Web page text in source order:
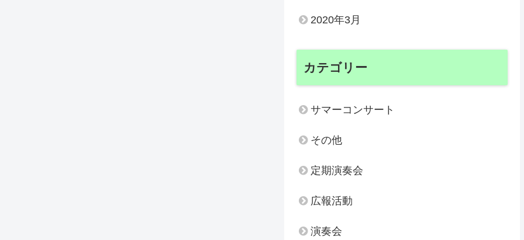
2020年3月
カテゴリー
サマーコンサート
その他
定期演奏会
広報活動
演奏会